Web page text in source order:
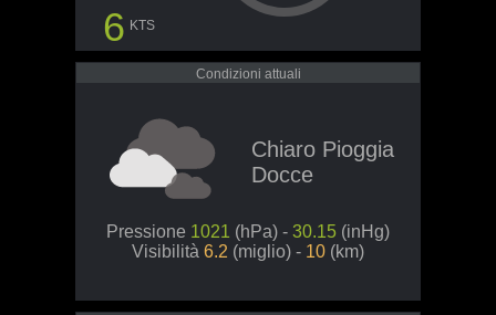
6 KTS
Condizioni attuali
Chiaro Pioggia
Docce
Pressione 1021 (hPa) - 30.15 (inHg)
Visibilità 6.2 (miglio) - 10 (km)